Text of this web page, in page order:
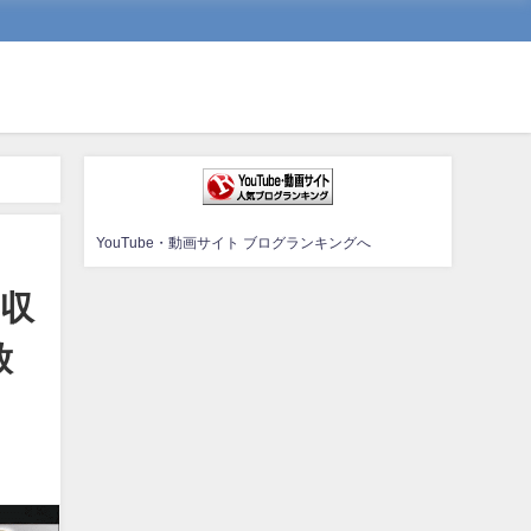
YouTube・動画サイト ブログランキングへ